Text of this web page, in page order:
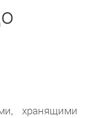
хранящими